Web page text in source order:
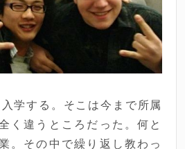
学する。そこは今まで所属
く違うところだった。何と
。その中で繰り返し教わっ